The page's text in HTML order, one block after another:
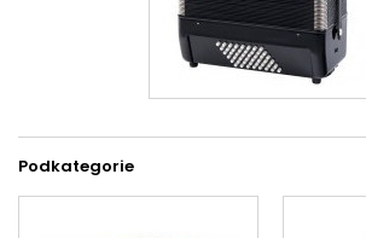
Podkategorie